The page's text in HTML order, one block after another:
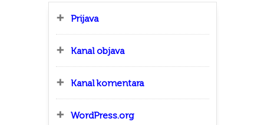
Prijava
Kanal objava
Kanal komentara
WordPress.org